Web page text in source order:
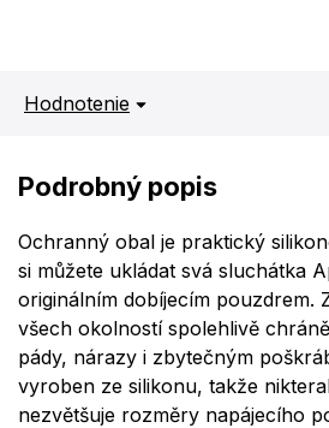
Hodnotenie
Podrobný popis
Ochranný obal je praktický
si můžete ukládat svá sluchátka
originálním dobíjecím pouzdrem.
všech okolností spolehlivě
pády, nárazy i zbytečným
vyroben ze silikonu, takže
nezvětšuje rozměry napájecího